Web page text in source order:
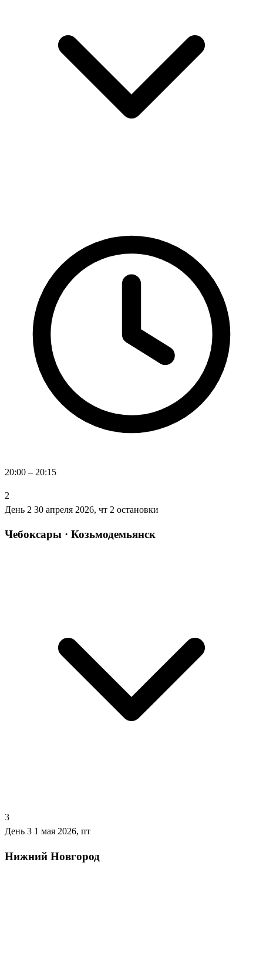
20:00 – 20:15
2
День 2 30 апреля 2026, чт 2 остановки
Чебоксары · Козьмодемьянск
3
День 3 1 мая 2026, пт
Нижний Новгород